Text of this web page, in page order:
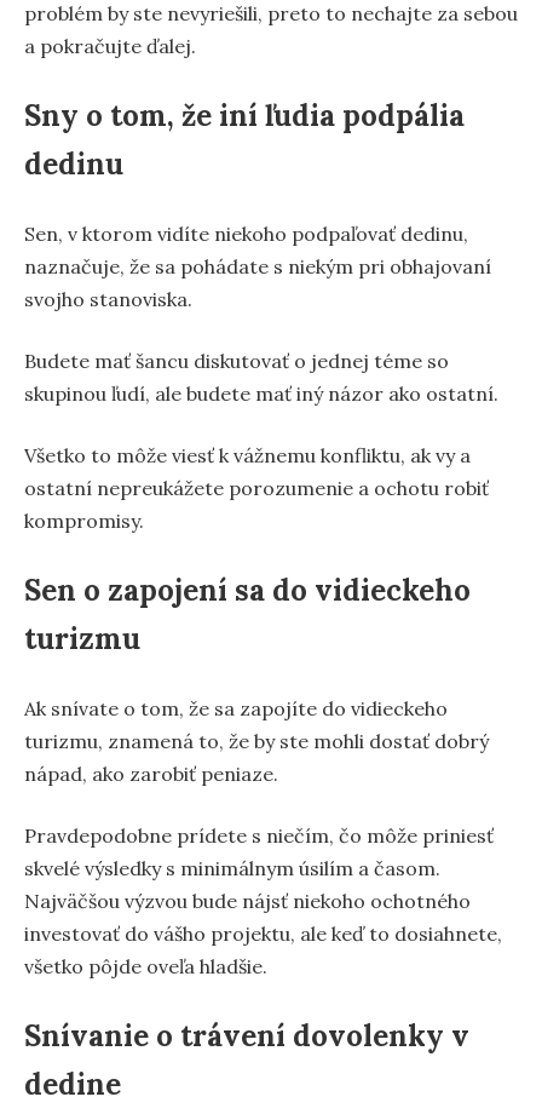
problém by ste nevyriešili, preto to nechajte za sebou
a pokračujte ďalej.
Sny o tom, že iní ľudia podpália
dedinu
Sen, v ktorom vidíte niekoho podpaľovať dedinu,
naznačuje, že sa pohádate s niekým pri obhajovaní
svojho stanoviska.
Budete mať šancu diskutovať o jednej téme so
skupinou ľudí, ale budete mať iný názor ako ostatní.
Všetko to môže viesť k vážnemu konfliktu, ak vy a
ostatní nepreukážete porozumenie a ochotu robiť
kompromisy.
Sen o zapojení sa do vidieckeho
turizmu
Ak snívate o tom, že sa zapojíte do vidieckeho
turizmu, znamená to, že by ste mohli dostať dobrý
nápad, ako zarobiť peniaze.
Pravdepodobne prídete s niečím, čo môže priniesť
skvelé výsledky s minimálnym úsilím a časom.
Najväčšou výzvou bude nájsť niekoho ochotného
investovať do vášho projektu, ale keď to dosiahnete,
všetko pôjde oveľa hladšie.
Snívanie o trávení dovolenky v
dedine